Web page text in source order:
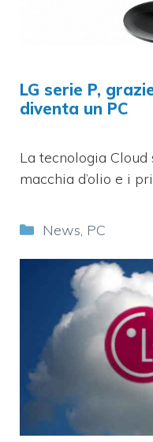
LG serie P,
diventa un PC
La tecnologia Cloud
macchia d’olio e i
Categorie
News, PC